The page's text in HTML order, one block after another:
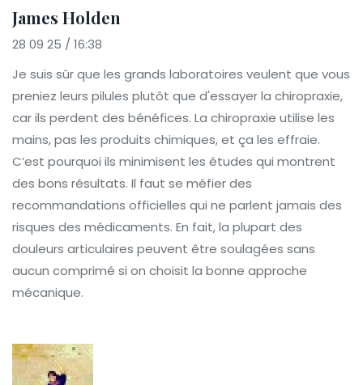
James Holden
28 09 25 / 16:38
Je suis sûr que les grands laboratoires veulent que vous
preniez leurs pilules plutôt que d'essayer la chiropraxie,
car ils perdent des bénéfices. La chiropraxie utilise les
mains, pas les produits chimiques, et ça les effraie.
C’est pourquoi ils minimisent les études qui montrent
des bons résultats. Il faut se méfier des
recommandations officielles qui ne parlent jamais des
risques des médicaments. En fait, la plupart des
douleurs articulaires peuvent être soulagées sans
aucun comprimé si on choisit la bonne approche
mécanique.